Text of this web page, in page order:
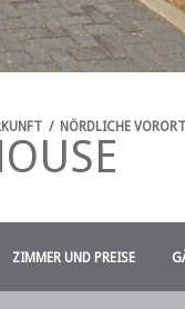
/ NÖRDLICHE
ZIMMER UND PREISE